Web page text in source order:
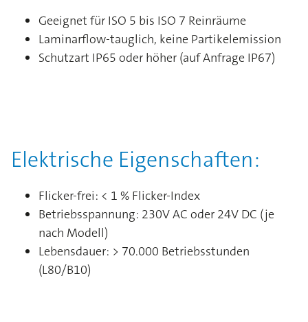
Geeignet für ISO 5 bis ISO 7 Reinräume
Laminarflow-tauglich, keine Partikelemission
Schutzart IP65 oder höher (auf Anfrage IP67)
Elektrische Eigenschaften:
Flicker-frei: < 1 % Flicker-Index
Betriebsspannung: 230V AC oder 24V DC (je
nach Modell)
Lebensdauer: > 70.000 Betriebsstunden
(L80/B10)